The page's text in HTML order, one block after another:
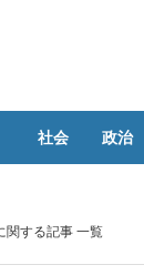
社会 政治
関する記事 一覧